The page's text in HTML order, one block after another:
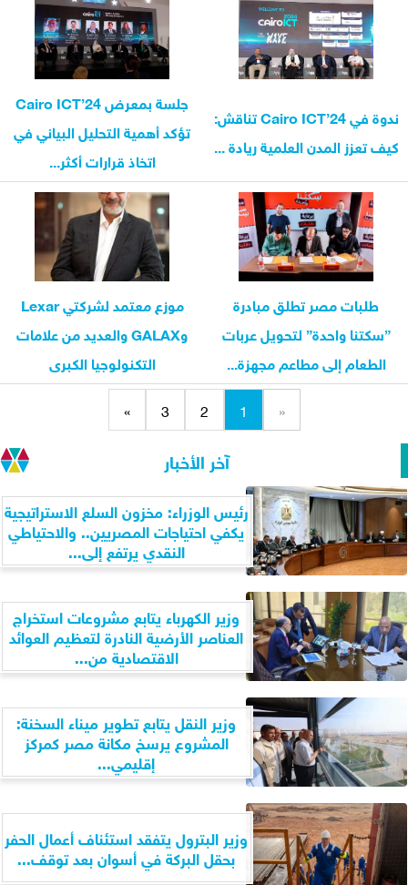
ندوة في Cairo ICT’24 تناقش:
كيف تعزز المدن العلمية ريادة ...
جلسة بمعرض Cairo ICT’24
تؤكد أهمية التحليل البياني في
اتخاذ قرارات أكثر...
طلبات مصر تطلق مبادرة
”سكتنا واحدة” لتحويل عربات
الطعام إلى مطاعم مجهزة...
موزع معتمد لشركتي Lexar
وGALAX والعديد من علامات
التكنولوجيا الكبرى
«
1
2
3
»
آخر الأخبار
رئيس الوزراء: مخزون السلع الاستراتيجية
يكفي احتياجات المصريين.. والاحتياطي
النقدي يرتفع إلى...
وزير الكهرباء يتابع مشروعات استخراج
العناصر الأرضية النادرة لتعظيم العوائد
الاقتصادية من...
وزير النقل يتابع تطوير ميناء السخنة:
المشروع يرسخ مكانة مصر كمركز
إقليمي...
وزير البترول يتفقد استئناف أعمال الحفر
بحقل البركة في أسوان بعد توقف...